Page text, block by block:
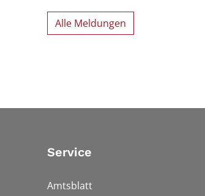
Alle Meldungen
Service
Amtsblatt